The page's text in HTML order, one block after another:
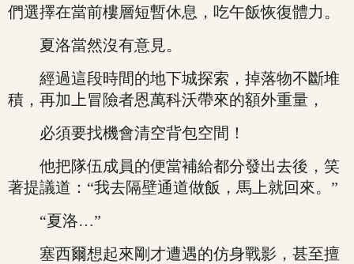
們選擇在當前樓層短暫休息，吃午飯恢復體力。
夏洛當然沒有意見。
經過這段時間的地下城探索，掉落物不斷堆
積，再加上冒險者恩萬科沃帶來的額外重量，
必須要找機會清空背包空間！
他把隊伍成員的便當補給都分發出去後，笑
著提議道：“我去隔壁通道做飯，馬上就回來。”
“夏洛…”
塞西爾想起來剛才遭遇的仿身戰影，甚至擅